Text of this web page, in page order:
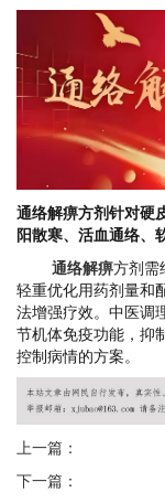
通络解痹方剂针对硬
阳散寒、活血通络、
通络解痹方剂需
轻重优化用药剂量和
法增强疗效。中医调
节机体免疫功能，抑
控制病情的方案。
上一篇：
下一篇：